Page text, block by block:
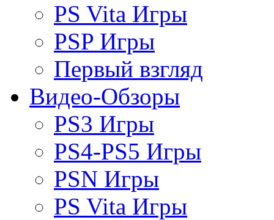
PS Vita Игры
PSP Игры
Первый взгляд
Видео-Обзоры
PS3 Игры
PS4-PS5 Игры
PSN Игры
PS Vita Игры